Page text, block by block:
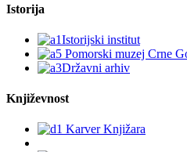
Istorija
Književnost